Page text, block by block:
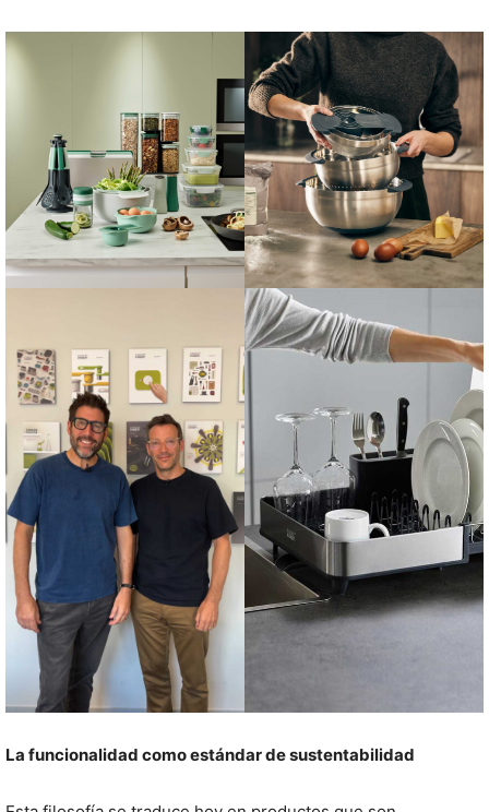
La funcionalidad como estándar de sustentabilidad